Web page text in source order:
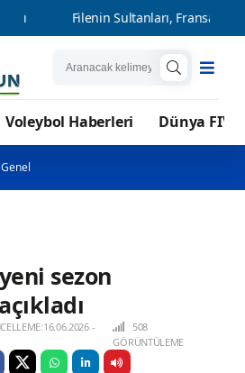
Filenin Sultanları, Fransa ile Hazırlık Maçı
Voleybol Haberleri Dünya
Genel
sezon
-
508
GÖRÜNTÜLEME